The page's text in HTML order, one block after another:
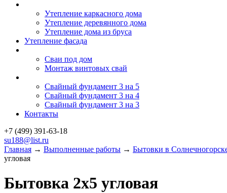
Утепление каркасного дома
Утепление деревянного дома
Утепление дома из бруса
Утепление фасада
Сваи под дом
Монтаж винтовых свай
Свайный фундамент 3 на 5
Свайный фундамент 3 на 4
Свайный фундамент 3 на 3
Контакты
+7 (499) 391-63-18
su188@list.ru
Главная → Выполненные работы → Бытовки в
угловая
Бытовка 2х5 угловая